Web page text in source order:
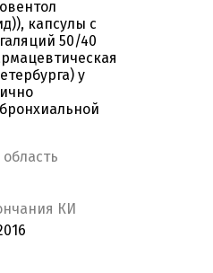
капсулы с
50/40
у
КИ